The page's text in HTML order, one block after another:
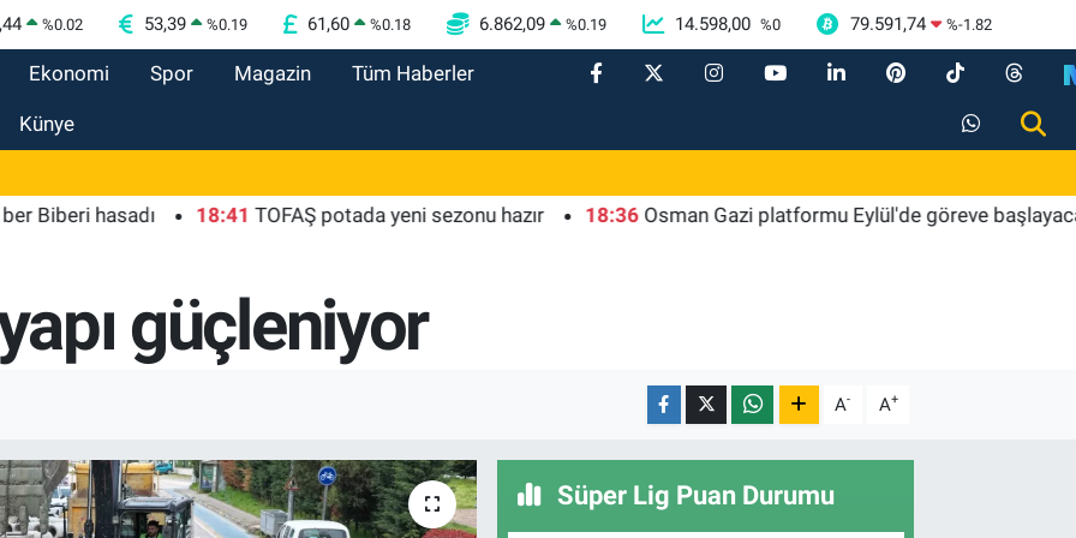
%0.02 53,39 %0.19 61,60 %0.18 6.862,09 %0.19 14.598,00 %0 79.591,74 %-1.82
Ekonomi Spor Magazin Tüm Haberler
Künye
hasadı 18:41 TOFAŞ potada yeni sezonu hazır 18:36 Osman Gazi platformu Eylül'de göreve başlayacak...
güçleniyor
A- A+
Süper Lig Puan Durumu